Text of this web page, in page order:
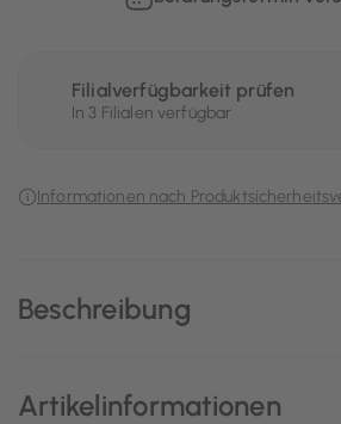
Beschreibung
Artikelinformationen
Filialverfügbarkeit prüfen
In 3 Filialen verfügbar
Informationen nach